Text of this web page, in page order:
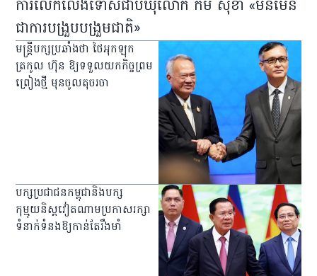
ការលើកលែងទោសជាប់ឃុំលោក កឹម សុខា «មិនមែន
ជាការបង្រួបបង្រួមជាតិ»
មន្ត្រីបក្សប្រឆាំងថា ថៃអុកឡុក
ត្រកូល ហ៊ុន ឱ្យទទួលយកកិច្ចព្រម
ព្រៀងថ្មី មុនចូលតុចរចា
បក្សប្រជាជនកម្ពុជានិងបក្ស
កុម្មុយនិស្ដវៀតណាមប្រកាសរក្សា
ទំនាក់ទំនងឱ្យកាន់តែរឹងមាំ